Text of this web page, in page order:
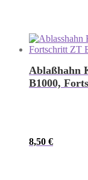
Ablaßhahn
B1000,
8,50 €